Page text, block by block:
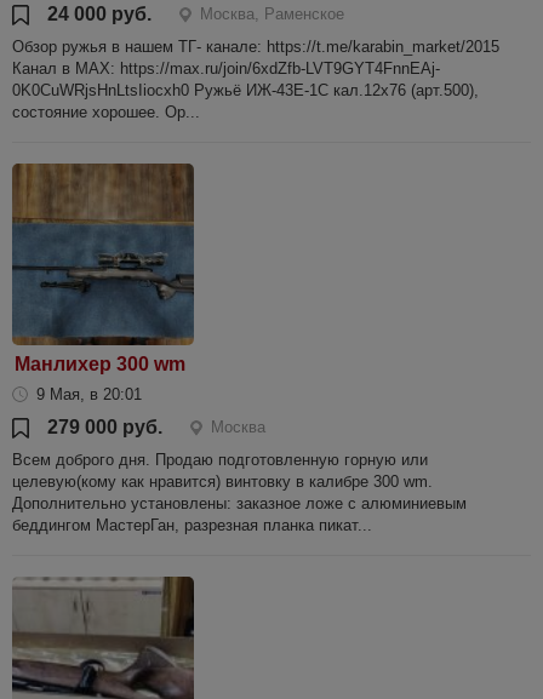
24 000 руб.
Москва, Раменское
Обзор ружья в нашем ТГ- канале: https://t.me/karabin_market/2015
Канал в МАХ: https://max.ru/join/6xdZfb-LVT9GYT4FnnEAj-
0K0CuWRjsHnLtsIiocxh0 Ружьё ИЖ-43Е-1С кал.12х76 (арт.500),
состояние хорошее. Ор...
Манлихер 300 wm
9 Мая, в 20:01
279 000 руб.
Москва
Всем доброго дня. Продаю подготовленную горную или
целевую(кому как нравится) винтовку в калибре 300 wm.
Дополнительно установлены: заказное ложе с алюминиевым
беддингом МастерГан, разрезная планка пикат...